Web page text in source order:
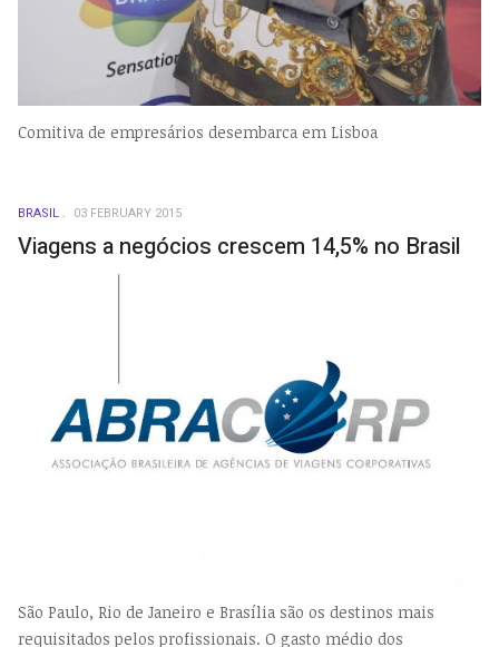
Comitiva de empresários desembarca em Lisboa
BRASIL 03 FEBRUARY 2015
Viagens a negócios crescem 14,5% no Brasil
São Paulo, Rio de Janeiro e Brasília são os destinos mais
requisitados pelos profissionais. O gasto médio dos